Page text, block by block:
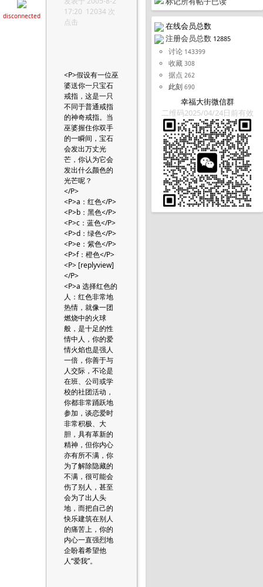
在线会员总数
注册会员总数 12885
讨论 143399
收藏 308
据点 262
此刻 690
幸福大街微信群
二维码2025/04/24日前有效
disconnected
17:20 12034 次
点击
<P>假设有一位巫
婆送你一只宝石
戒指，这是一只
不同于普通戒指
的神奇戒指。当
巫婆握住你双手
的一瞬间，宝石
会发出万丈光
芒，你认为它会
发出什么颜色的
光芒呢？
</P>
<P>a：红色</P>
<P>b：黑色</P>
<P>c：蓝色</P>
<P>d：绿色</P>
<P>e：紫色</P>
<P>f：橙色</P>
<P> [replyview]
</P>
<P>a 选择红色的
人：红色非常地
热情，就像一团
燃烧中的火球
般，是十足的性
情中人，你的爱
情火焰也是强人
一倍，你善于与
人交际，不论是
在班、公司或学
校的社团活动，
你都非常踊跃地
参加，谈恋爱时
非常积极、大
胆，具有革新的
精神，但你内心
亦有所不满，你
为了解除隐藏的
不满，很可能会
伤了别人，甚至
会为了出人头
地，而把自己的
快乐建筑在别人
的痛苦上，你的
内心一直强烈地
企盼着希望他
人“爱我”。